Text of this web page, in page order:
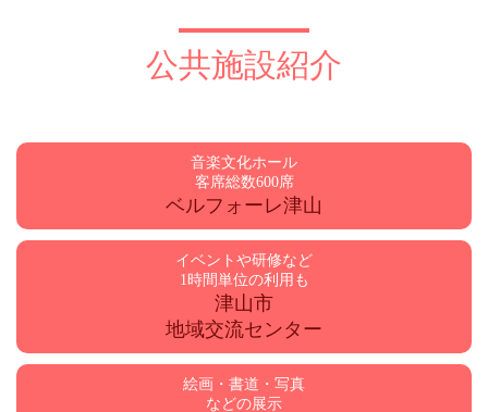
公共施設紹介
音楽文化ホール
客席総数600席
ベルフォーレ津山
イベントや研修など
1時間単位の利用も
津山市
地域交流センター
絵画・書道・写真
などの展示